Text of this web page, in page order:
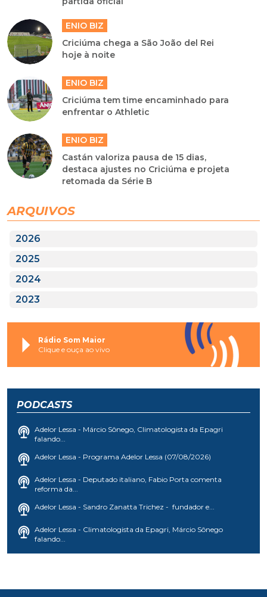
ENIO BIZ
Criciúma chega a São João del Rei
hoje à noite
ENIO BIZ
Criciúma tem time encaminhado para
enfrentar o Athletic
ENIO BIZ
Castán valoriza pausa de 15 dias,
destaca ajustes no Criciúma e projeta
retomada da Série B
ARQUIVOS
2026
2025
2024
2023
Rádio Som Maior
Clique e ouça ao vivo
PODCASTS
Adelor Lessa - Márcio Sônego, Climatologista da Epagri
falando...
Adelor Lessa - Programa Adelor Lessa (07/08/2026)
Adelor Lessa - Deputado italiano, Fabio Porta comenta
reforma da...
Adelor Lessa - Sandro Zanatta Trichez - fundador e...
Adelor Lessa - Climatologista da Epagri, Márcio Sônego
falando...